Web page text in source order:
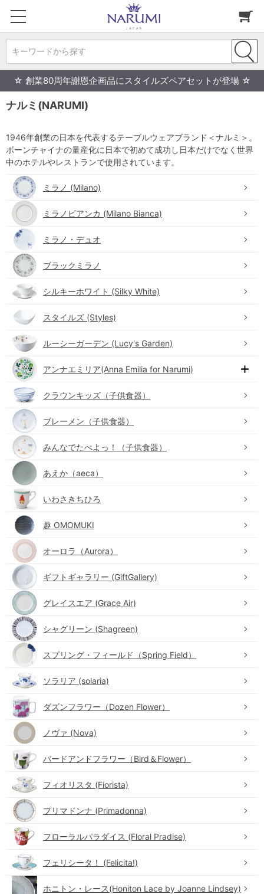
キーワードから探す
☆ 創業80周年謝恩企画品にスタイルズペアセットが登場 ☆
ナルミ(NARUMI)
1946年創業の日本を代表するテーブルウェアブランド＜ナルミ＞。
ボーンチャイナの量産化に日本で初めて成功し日本だけでなく世界
中のホテルやレストランで使用されています。
ミラノ (Milano)
ミラノビアンカ (Milano Bianca)
ミラノ・デュオ
ブラックミラノ
シルキーホワイト (Silky White)
スタイルズ (Styles)
ルーシーガーデン (Lucy's Garden)
アンナエミリア(Anna Emilia for Narumi)
クラウンキッズ（子供食器）
ブレーメン（子供食器）
みんなでたべよっ！（子供食器）
あえか（aeca）
いわさきちひろ
趣 OMOMUKI
オーロラ（Aurora）
ギフトギャラリー (GiftGallery)
グレイスエア (Grace Air)
シャグリーン (Shagreen)
スプリング・フィールド（Spring Field）
ソラリア (solaria)
ダズンフラワー（Dozen Flower）
ノヴァ (Nova)
バードアンドフラワー（Bird＆Flower）
フィオリスタ (Fiorista)
プリマドンナ (Primadonna)
フローラルパラダイス (Floral Pradise)
フェリシータ！ (Felicita!)
ホニトン・レース(Honiton Lace by Joanne Lindsey)